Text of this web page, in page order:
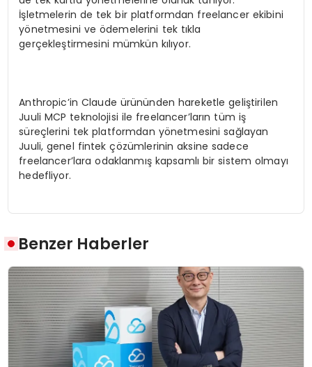
İşletmelerin de tek bir platformdan freelancer ekibini
yönetmesini ve ödemelerini tek tıkla
gerçekleştirmesini mümkün kılıyor.
Anthropic’in Claude ürününden hareketle geliştirilen
Juuli MCP teknolojisi ile freelancer’ların tüm iş
süreçlerini tek platformdan yönetmesini sağlayan
Juuli, genel fintek çözümlerinin aksine sadece
freelancer’lara odaklanmış kapsamlı bir sistem olmayı
hedefliyor.
Benzer Haberler